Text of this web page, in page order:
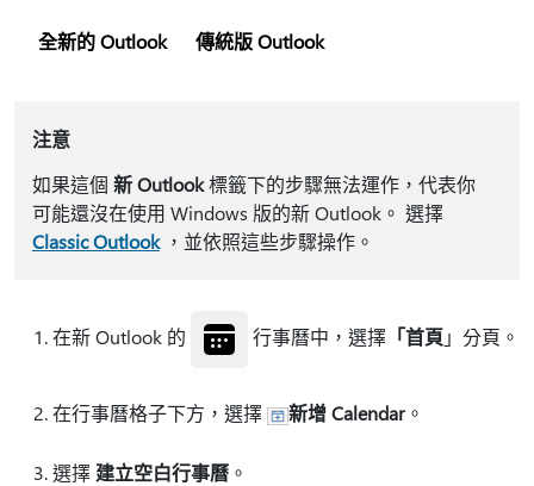
全新的 Outlook 傳統版 Outlook
注意
如果這個 新 Outlook標籤下的步驟無法運作，代表你
可能還沒在使用 Windows 版的新 Outlook。 選擇
Classic Outlook，並依照這些步驟操作。
在新 Outlook 的 行事曆中，選擇 「首頁」分頁。
在行事曆格子下方，選擇 新增 Calendar。
選擇 建立空白行事曆 。